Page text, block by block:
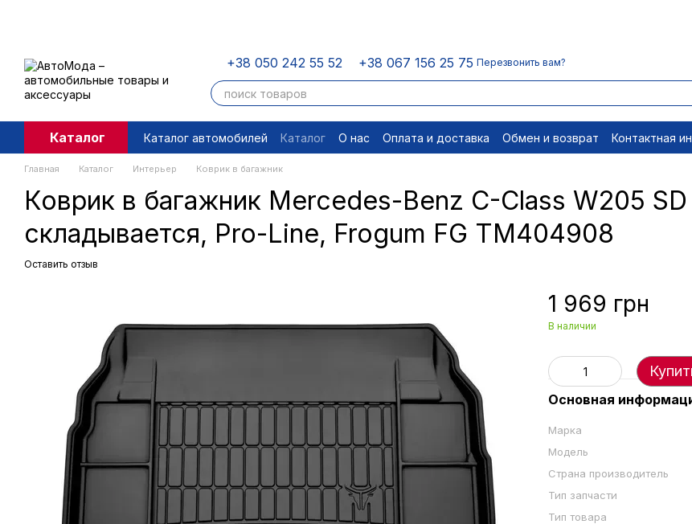
+38 050 242 55 52 +38 067 156 25 75 Перезвонить вам?
Каталог Каталог автомобилей Каталог О нас Оплата и доставка Обмен и возврат Контактная
Пользовательское соглашение
Правовые документы Отписаться
Главная Каталог Интерьер Коврик в багажник
Коврик в багажник Mercedes-Benz C-Class W205
складывается, Pro-Line, Frogum FG TM404908
Оставить отзыв
1 969 грн
В наличии
Основная
Марка
Модель
Страна производитель
Тип запчасти
Тип товара